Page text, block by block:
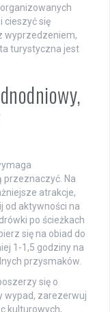
cieszyć się
wyprzedzeniem,
turystyczna jest
przeznaczyć. Na
atrakcje,
od aktywności na
po ścieżkach
się na obiad do
1-1,5 godziny na
przysmaków.
się o
wypad, zarezerwuj
kulturowych,